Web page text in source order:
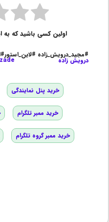
اولین کسی باشید که
#مجید_درویش_زاده
درویش زاده
خرید پنل نمایندگی
خرید ممبر تلگرام
خرید ممبر گروه تلگرام